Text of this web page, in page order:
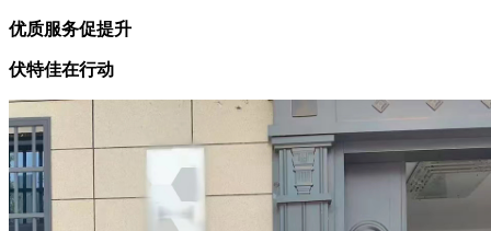
优质服务促提升
伏特佳在行动